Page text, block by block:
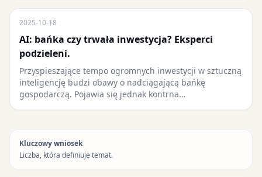
2025-10-18
AI: bańka czy trwała inwestycja? Eksperci
podzieleni.
Przyspieszające tempo ogromnych inwestycji w sztuczną
inteligencję budzi obawy o nadciągającą bańkę
gospodarczą. Pojawia się jednak kontrna…
Kluczowy wniosek
Liczba, która definiuje temat.